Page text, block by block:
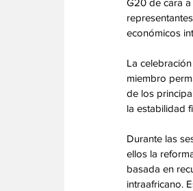
económicos
La
miembro
de los
la estabilidad
Durante las
ellos la
basada en
intraafricano.